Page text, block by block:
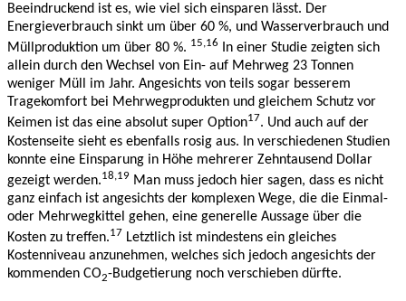
Beeindruckend ist es, wie viel sich einsparen lässt. Der
Energieverbrauch sinkt um über 60 %, und Wasserverbrauch und
Müllproduktion um über 80 %. 15,16 In einer Studie zeigten sich
allein durch den Wechsel von Ein- auf Mehrweg 23 Tonnen
weniger Müll im Jahr. Angesichts von teils sogar besserem
Tragekomfort bei Mehrwegprodukten und gleichem Schutz vor
Keimen ist das eine absolut super Option17. Und auch auf der
Kostenseite sieht es ebenfalls rosig aus. In verschiedenen Studien
konnte eine Einsparung in Höhe mehrerer Zehntausend Dollar
gezeigt werden.18,19 Man muss jedoch hier sagen, dass es nicht
ganz einfach ist angesichts der komplexen Wege, die die Einmal-
oder Mehrwegkittel gehen, eine generelle Aussage über die
Kosten zu treffen.17 Letztlich ist mindestens ein gleiches
Kostenniveau anzunehmen, welches sich jedoch angesichts der
kommenden CO2-Budgetierung noch verschieben dürfte.